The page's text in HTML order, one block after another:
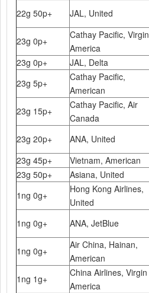
22g 50p+ JAL, United
23g 0p+
Cathay Pacific, Virgin
America
23g 0p+
JAL, Delta
23g 5p+
Cathay Pacific,
American
23g 15p+
Cathay Pacific, Air
Canada
23g 20p+ ANA, United
23g 45p+
Vietnam, American
23g 50p+
Asiana, United
1ng 0g+
Hong Kong Airlines,
United
1ng 0g+ ANA, JetBlue
1ng 0g+
Air China, Hainan,
American
1ng 1g+
China Airlines, Virgin
America